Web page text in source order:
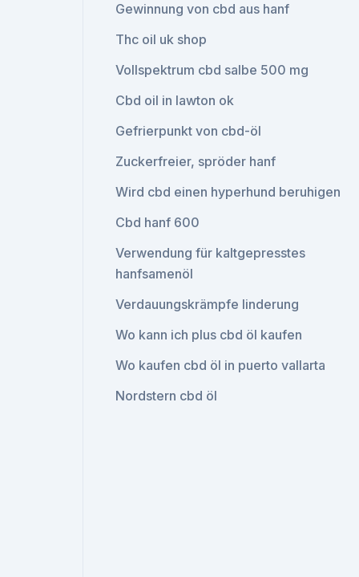
Gewinnung von cbd aus hanf
Thc oil uk shop
Vollspektrum cbd salbe 500 mg
Cbd oil in lawton ok
Gefrierpunkt von cbd-öl
Zuckerfreier, spröder hanf
Wird cbd einen hyperhund beruhigen
Cbd hanf 600
Verwendung für kaltgepresstes
hanfsamenöl
Verdauungskrämpfe linderung
Wo kann ich plus cbd öl kaufen
Wo kaufen cbd öl in puerto vallarta
Nordstern cbd öl